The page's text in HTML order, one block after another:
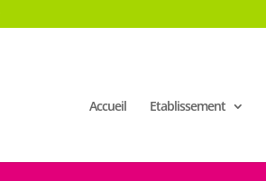
Accueil Etablissement